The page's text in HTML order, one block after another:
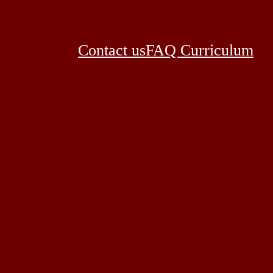
Contact usFAQ Curriculum